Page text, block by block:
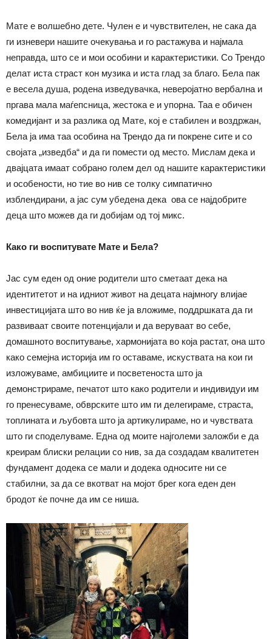
Мате е волшебно дете. Чулен е и чувствителен, не сака да
ги изневери нашите очекувања и го растажува и најмала
неправда, што се и мои особини и карактеристики. Со Трендо
делат иста страст кон музика и иста глад за благо. Бела пак
е весела душа, родена изведувачка, неверојатно вербална и
пргава мала маѓепсница, жестока е и упорна. Таа е обичен
комедијант и за разлика од Мате, кој е стабилен и воздржан,
Бела ја има таа особина на Трендо да ги покрене сите и со
својата „изведба“ и да ги помести од место. Мислам дека и
двајцата имаат собрано голем дел од нашите карактеристики
и особености, но тие во нив се толку симпатично
изблендирани, а јас сум убедена дека ова се најдобрите
деца што можев да ги добијам од тој микс.
Како ги воспитувате Мате и Бела?
Јас сум еден од оние родители што сметаат дека на
идентитетот и на идниот живот на децата најмногу влијае
инвестицијата што во нив ќе ја вложиме, поддршката да ги
развиваат своите потенцијали и да веруваат во себе,
домашното воспитување, хармонијата во која растат, она што
како семејна историја им го оставаме, искуствата на кои ги
изложуваме, амбициите и посветеноста што ја
демонстрираме, печатот што како родители и индивидуи им
го пренесуваме, обврските што им ги делегираме, страста,
топлината и љубовта што ја артикулираме, но и чувствата
што ги споделуваме. Една од моите најголеми заложби е да
креирам блиски релации со нив, за да создадам квалитетен
фундамент додека се мали и додека односите ни се
стабилни, за да се вкотват на мојот брег кога еден ден
бродот ќе почне да им се ниша.